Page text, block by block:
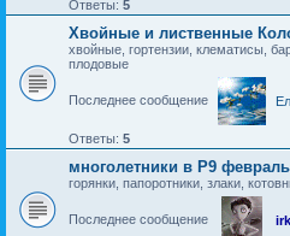
Ответы: 5
Хвойные и лиственные
хвойные, гортензии, клематисы,
плодовые
Последнее сообщение
Ответы: 5
многолетники в Р9
горянки, папоротники, злаки,
Последнее сообщение